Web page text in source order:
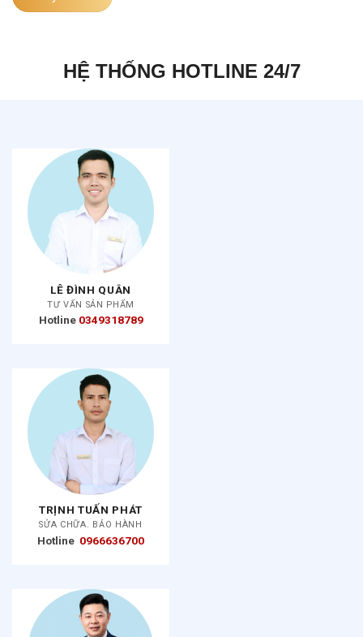
HỆ THỐNG HOTLINE 24/7
LÊ ĐÌNH QUÂN
TƯ VẤN SẢN PHẨM
Hotline 0349318789
TRỊNH TUẤN PHÁT
SỬA CHỮA. BẢO HÀNH
Hotline 0966636700